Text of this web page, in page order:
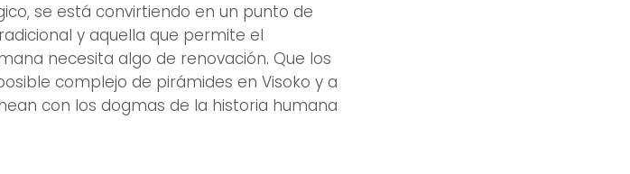
se está convirtiendo en un punto de
y aquella que permite el
necesita algo de renovación. Que los
complejo de pirámides en Visoko y a
con los dogmas de la historia humana